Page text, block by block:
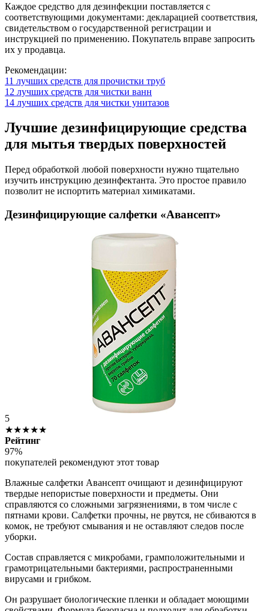
Каждое средство для дезинфекции поставляется с
соответствующими документами: декларацией соответствия,
свидетельством о государственной регистрации и
инструкцией по применению. Покупатель вправе запросить
их у продавца.
Рекомендации:
11 лучших средств для прочистки труб
12 лучших средств для чистки ванн
14 лучших средств для чистки унитазов
Лучшие дезинфицирующие средства
для мытья твердых поверхностей
Перед обработкой любой поверхности нужно тщательно
изучить инструкцию дезинфектанта. Это простое правило
позволит не испортить материал химикатами.
Дезинфицирующие салфетки «Авансепт»
5
★★★★★
Рейтинг
97%
покупателей рекомендуют этот товар
Влажные салфетки Авансепт очищают и дезинфицируют
твердые непористые поверхности и предметы. Они
справляются со сложными загрязнениями, в том числе с
пятнами крови. Салфетки прочны, не рвутся, не сбиваются в
комок, не требуют смывания и не оставляют следов после
уборки.
Состав справляется с микробами, грамположительными и
грамотрицательными бактериями, распространенными
вирусами и грибком.
Он разрушает биологические пленки и обладает моющими